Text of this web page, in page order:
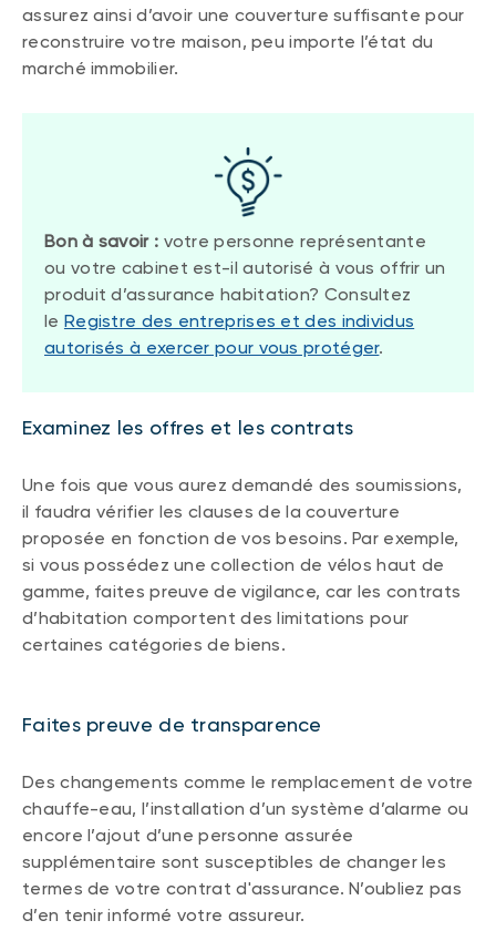
assurez ainsi d’avoir une couverture suffisante pour
reconstruire votre maison, peu importe l’état du
marché immobilier.
Bon à savoir : votre personne représentante
ou votre cabinet est-il autorisé à vous offrir un
produit d’assurance habitation? Consultez
le Registre des entreprises et des individus
autorisés à exercer pour vous protéger.
Examinez les offres et les contrats
Une fois que vous aurez demandé des soumissions,
il faudra vérifier les clauses de la couverture
proposée en fonction de vos besoins. Par exemple,
si vous possédez une collection de vélos haut de
gamme, faites preuve de vigilance, car les contrats
d’habitation comportent des limitations pour
certaines catégories de biens.
Faites preuve de transparence
Des changements comme le remplacement de votre
chauffe-eau, l’installation d’un système d’alarme ou
encore l’ajout d’une personne assurée
supplémentaire sont susceptibles de changer les
termes de votre contrat d'assurance. N’oubliez pas
d’en tenir informé votre assureur.